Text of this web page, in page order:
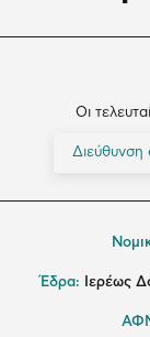
Οι
Έδρα: Ιερέως